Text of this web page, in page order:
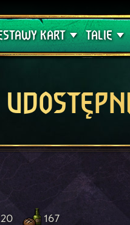
KART
Klątwa
TALIE
20 167